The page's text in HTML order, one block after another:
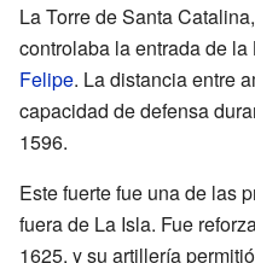
La Torre de Santa
controlaba la entrada de la
Felipe. La distancia entre
capacidad de defensa
1596.
Este fuerte fue una de las
fuera de La Isla. Fue
1625, y su artillería